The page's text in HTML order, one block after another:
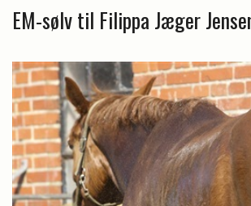
EM-sølv til Filippa Jæger